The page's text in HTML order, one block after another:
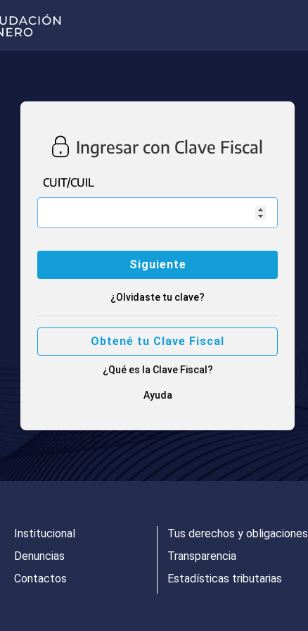
Ingresar con Clave Fiscal
CUIT/CUIL
¿Olvidaste tu clave?
Obtené tu Clave Fiscal
¿Qué es la Clave Fiscal?
Ayuda
Institucional
Denuncias
Contactos
Tus derechos y obligaciones
Transparencia
Estadísticas tributarias